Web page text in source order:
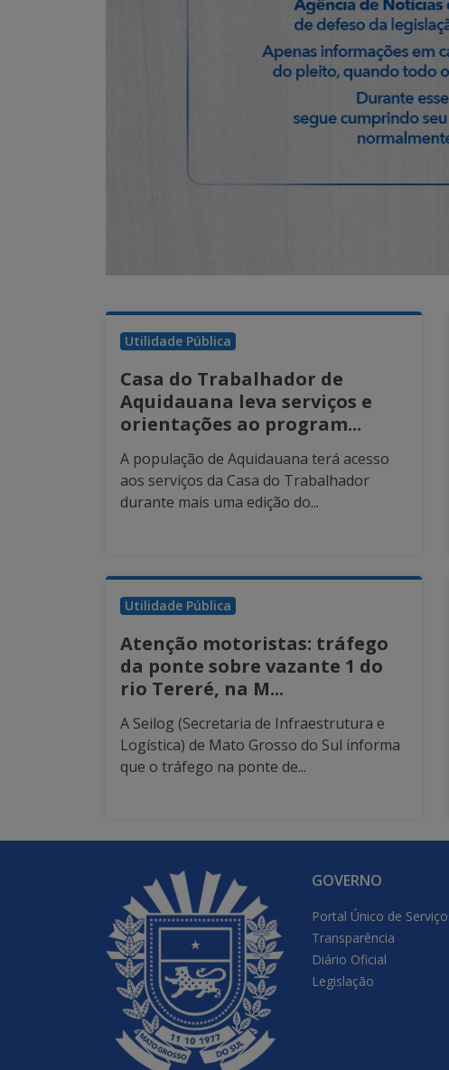
Utilidade Pública
Casa do Trabalhador de
Aquidauana leva serviços e
orientações ao program...
A população de Aquidauana terá acesso
aos serviços da Casa do Trabalhador
durante mais uma edição do...
Utilidade Pública
Atenção motoristas: tráfego
da ponte sobre vazante 1 do
rio Tereré, na M...
A Seilog (Secretaria de Infraestrutura e
Logística) de Mato Grosso do Sul informa
que o tráfego na ponte de...
GOVERNO
Portal Único de
Transparência
Diário Oficial
Legislação